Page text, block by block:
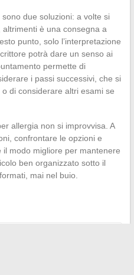
sono due soluzioni: a volte si
è una consegna a
punto, solo l’interpretazione
potrà dare un senso ai
permette di
i passi successivi, che si
di considerare altri esami se
allergia non si improvvisa. A
confrontare le opzioni e
modo migliore per mantenere
ben organizzato sotto il
mai nel buio.